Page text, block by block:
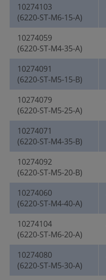
10274103
(6220-ST-M6-15-A)
10274059
(6220-ST-M4-35-A)
10274091
(6220-ST-M5-15-B)
10274079
(6220-ST-M5-25-A)
10274071
(6220-ST-M4-35-B)
10274092
(6220-ST-M5-20-B)
10274060
(6220-ST-M4-40-A)
10274104
(6220-ST-M6-20-A)
10274080
(6220-ST-M5-30-A)